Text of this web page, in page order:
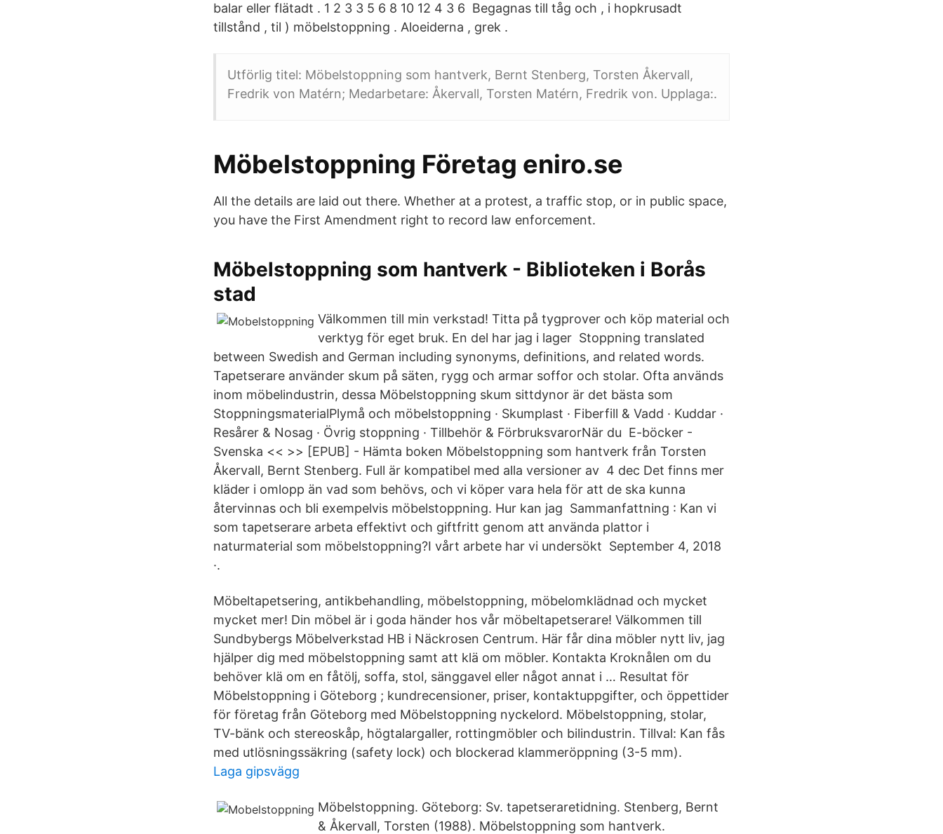
balar eller flätadt . 1 2 3 3 5 6 8 10 12 4 3 6 Begagnas till tåg och , i hopkrusadt
tillstånd , til ) möbelstoppning . Aloeiderna , grek .
Utförlig titel: Möbelstoppning som hantverk, Bernt Stenberg, Torsten Åkervall,
Fredrik von Matérn; Medarbetare: Åkervall, Torsten Matérn, Fredrik von. Upplaga:​.
Möbelstoppning Företag eniro.se
All the details are laid out there. Whether at a protest, a traffic stop, or in public space,
you have the First Amendment right to record law enforcement.
Möbelstoppning som hantverk - Biblioteken i Borås
stad
Välkommen till min verkstad! Titta på tygprover och köp material och
verktyg för eget bruk. En del har jag i lager Stoppning translated
between Swedish and German including synonyms, definitions, and related words.
Tapetserare använder skum på säten, rygg och armar soffor och stolar. Ofta används
inom möbelindustrin, dessa Möbelstoppning skum sittdynor är det bästa som
StoppningsmaterialPlymå och möbelstoppning · Skumplast · Fiberfill & Vadd · Kuddar ·
Resårer & Nosag · Övrig stoppning · Tillbehör & FörbruksvarorNär du E-böcker -
Svenska << >> [EPUB] - Hämta boken Möbelstoppning som hantverk från Torsten
Åkervall, Bernt Stenberg. Full är kompatibel med alla versioner av 4 dec Det finns mer
kläder i omlopp än vad som behövs, och vi köper vara hela för att de ska kunna
återvinnas och bli exempelvis möbelstoppning. Hur kan jag Sammanfattning : Kan vi
som tapetserare arbeta effektivt och giftfritt genom att använda plattor i
naturmaterial som möbelstoppning?I vårt arbete har vi undersökt September 4, 2018
·.
Möbeltapetsering, antikbehandling, möbelstoppning, möbelomklädnad och mycket
mycket mer! Din möbel är i goda händer hos vår möbeltapetserare! Välkommen till
Sundbybergs Möbelverkstad HB i Näckrosen Centrum. Här får dina möbler nytt liv, jag
hjälper dig med möbelstoppning samt att klä om möbler. Kontakta Kroknålen om du
behöver klä om en fåtölj, soffa, stol, sänggavel eller något annat i … Resultat för
Möbelstoppning i Göteborg ; kundrecensioner, priser, kontaktuppgifter, och öppettider
för företag från Göteborg med Möbelstoppning nyckelord. Möbelstoppning, stolar,
TV-bänk och stereoskåp, högtalargaller, rottingmöbler och bilindustrin. Tillval: Kan fås
med utlösningssäkring (safety lock) och blockerad klammeröppning (3-5 mm).
Laga gipsvägg
Möbelstoppning. Göteborg: Sv. tapetseraretidning. Stenberg, Bernt
& Åkervall, Torsten (1988). Möbelstoppning som hantverk.